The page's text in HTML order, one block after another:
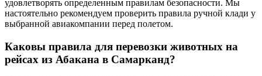
удовлетворять определенным правилам безопасности. Мы
настоятельно рекомендуем проверить правила ручной клади у
выбранной авиакомпании перед полетом.
Каковы правила для перевозки животных на
рейсах из Абакана в Самарканд?